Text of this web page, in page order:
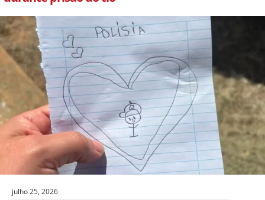
julho 25, 2026